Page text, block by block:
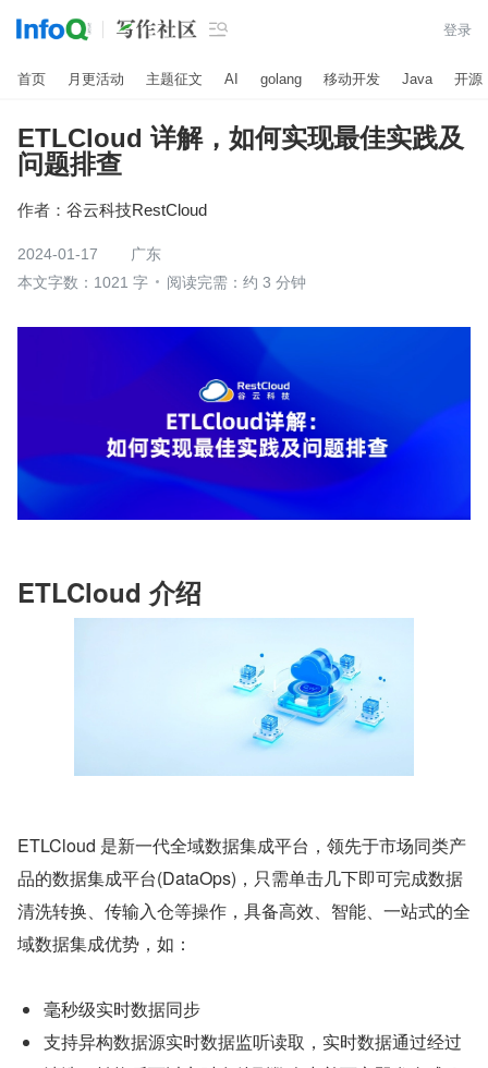
 登录
首页 月更活动 主题征文 AI golang 移动开发 Java 开源
ETLCloud 详解，如何实现最佳实践及
问题排查
作者： 谷云科技RestCloud
2024-01-17
广东
本文字数：1021 字
阅读完需：约 3 分钟
ETLCloud 介绍
ETLCloud 是新一代全域数据集成平台，领先于市场同类产
品的数据集成平台(DataOps)，只需单击几下即可完成数据
清洗转换、传输入仓等操作，具备高效、智能、一站式的全
域数据集成优势，如：
毫秒级实时数据同步
支持异构数据源实时数据监听读取，实时数据通过经过